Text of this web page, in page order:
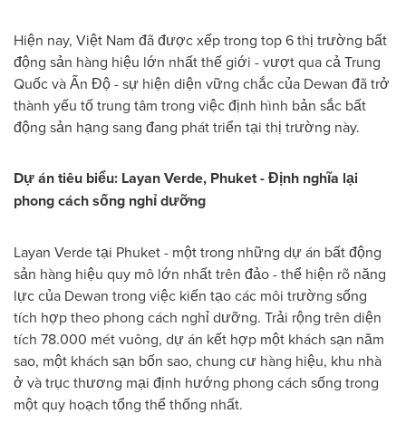
Hiện nay, Việt Nam đã được xếp trong top 6 thị trường bất
động sản hàng hiệu lớn nhất thế giới - vượt qua cả Trung
Quốc và Ấn Độ - sự hiện diện vững chắc của Dewan đã trở
thành yếu tố trung tâm trong việc định hình bản sắc bất
động sản hạng sang đang phát triển tại thị trường này.
Dự án tiêu biểu: Layan Verde, Phuket - Định nghĩa lại
phong cách sống nghỉ dưỡng
Layan Verde tại Phuket - một trong những dự án bất động
sản hàng hiệu quy mô lớn nhất trên đảo - thể hiện rõ năng
lực của Dewan trong việc kiến tạo các môi trường sống
tích hợp theo phong cách nghỉ dưỡng. Trải rộng trên diện
tích 78.000 mét vuông, dự án kết hợp một khách sạn năm
sao, một khách sạn bốn sao, chung cư hàng hiệu, khu nhà
ở và trục thương mại định hướng phong cách sống trong
một quy hoạch tổng thể thống nhất.